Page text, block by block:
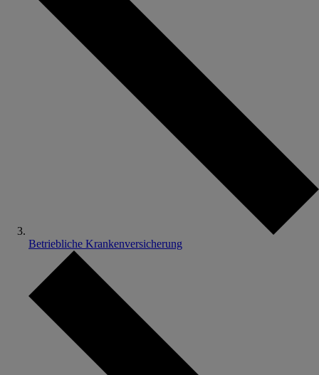
Betriebliche Krankenversicherung